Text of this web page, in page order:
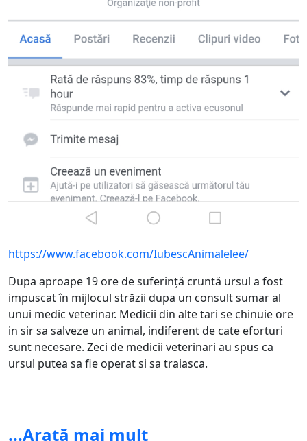
https://www.facebook.com/IubescAnimalelee/
Dupa aproape 19 ore de suferință cruntă ursul a fost
impuscat în mijlocul străzii dupa un consult sumar al
unui medic veterinar. Medicii din alte tari se chinuie ore
in sir sa salveze un animal, indiferent de cate eforturi
sunt necesare. Zeci de medicii veterinari au spus ca
ursul putea sa fie operat si sa traiasca.
consultat ursul și a decis că este necesar să fie omorât,
...Arată mai mult